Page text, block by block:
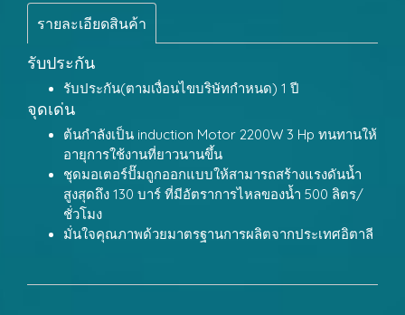
รายละเอียดสินค้า
รับประกัน
รับประกัน(ตามเงื่อนไขบริษัทกำหนด) 1 ปี
จุดเด่น
ต้นกำลังเป็น induction Motor 2200W 3 Hp ทนทานให้
อายุการใช้งานที่ยาวนานขึ้น
ชุดมอเตอร์ปั๊มถูกออกแบบให้สามารถสร้างแรงดันน้ำ
สูงสุดถึง 130 บาร์ ที่มีอัตราการไหลของน้ำ 500 ลิตร/
ชั่วโมง
มั่นใจคุณภาพด้วยมาตรฐานการผลิตจากประเทศอิตาลี